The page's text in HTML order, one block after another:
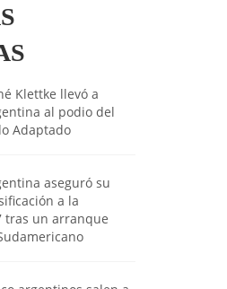
Klettke llevó a
al podio del
Adaptado
aseguró su
a la
tras un arranque